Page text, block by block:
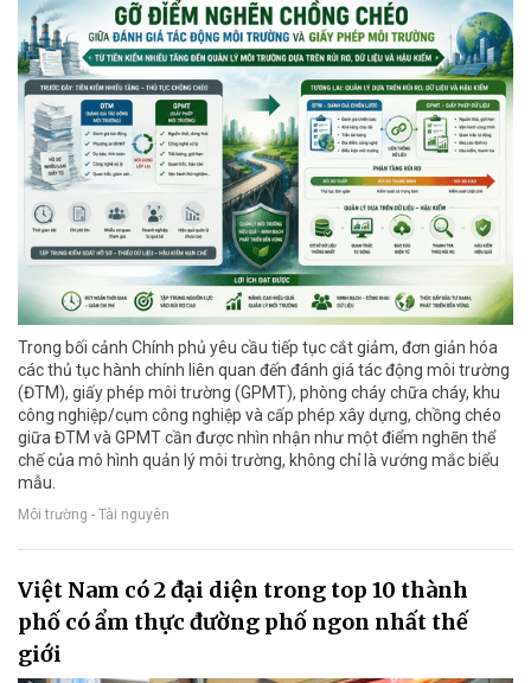
Trong bối cảnh Chính phủ yêu cầu tiếp tục cắt giảm, đơn giản hóa
các thủ tục hành chính liên quan đến đánh giá tác động môi trường
(ĐTM), giấy phép môi trường (GPMT), phòng cháy chữa cháy, khu
công nghiệp/cụm công nghiệp và cấp phép xây dựng, chồng chéo
giữa ĐTM và GPMT cần được nhìn nhận như một điểm nghẽn thể
chế của mô hình quản lý môi trường, không chỉ là vướng mắc biểu
mẫu.
Môi trường - Tài nguyên
Việt Nam có 2 đại diện trong top 10 thành
phố có ẩm thực đường phố ngon nhất thế
giới